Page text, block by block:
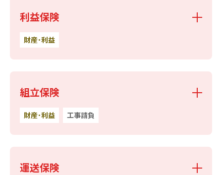
利益保険
財産･利益
組立保険
財産･利益 工事請負
運送保険